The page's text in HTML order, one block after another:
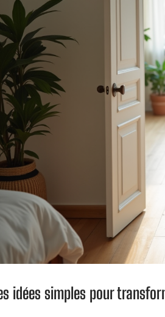
idées simples pour